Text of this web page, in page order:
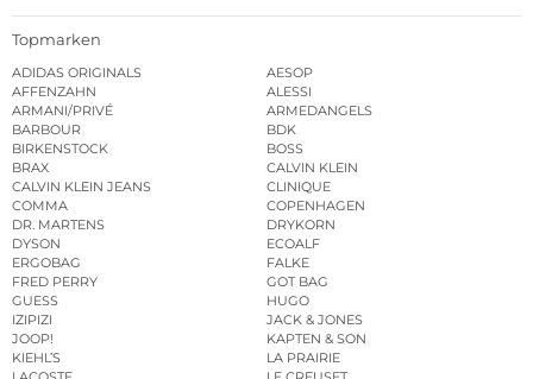
Topmarken
ADIDAS ORIGINALS
AESOP
AFFENZAHN
ALESSI
ARMANI/PRIVÉ
ARMEDANGELS
BARBOUR
BDK
BIRKENSTOCK
BOSS
BRAX
CALVIN KLEIN
CALVIN KLEIN JEANS
CLINIQUE
COMMA
COPENHAGEN
DR. MARTENS
DRYKORN
DYSON
ECOALF
ERGOBAG
FALKE
FRED PERRY
GOT BAG
GUESS
HUGO
IZIPIZI
JACK & JONES
JOOP!
KAPTEN & SON
KIEHL’S
LA PRAIRIE